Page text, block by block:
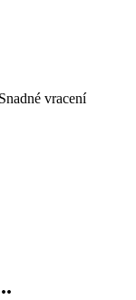
Snadné vracení